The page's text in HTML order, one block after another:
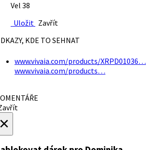
Vel 38
Uložit Zavřít
KDE TO SEHNAT
www.vivaia.com/products/XRPD01036…
www.vivaia.com/products…